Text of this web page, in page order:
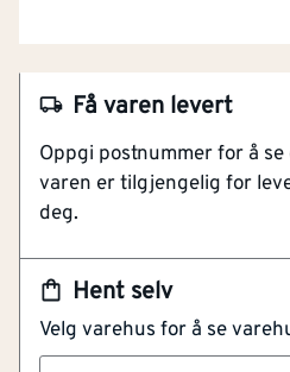
Hent selv
Velg varehus for å se
Få varen levert
Oppgi postnummer for å se
varen er tilgjengelig for
deg.
NOBB 49511446